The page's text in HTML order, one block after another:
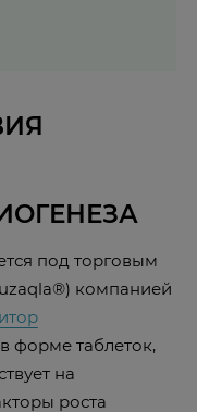
под торговым
компанией
форме таблеток,
на
роста